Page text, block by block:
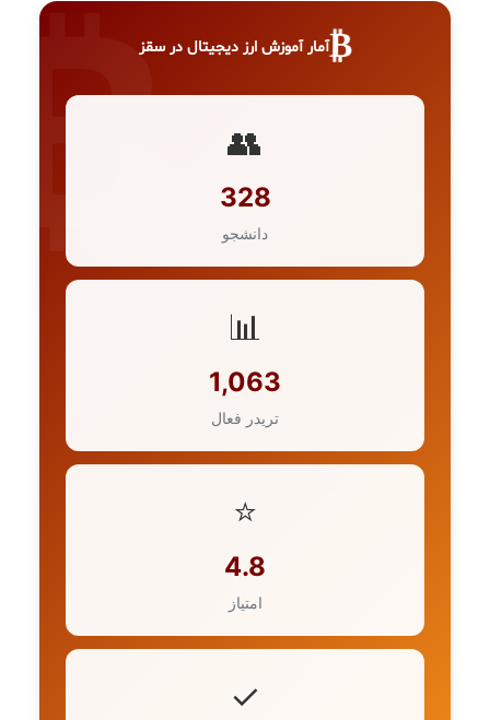
₿آمار آموزش ارز دیجیتال در سقز
👥
328
دانشجو
📊
1,063
تریدر فعال
⭐
4.8
امتیاز
✓